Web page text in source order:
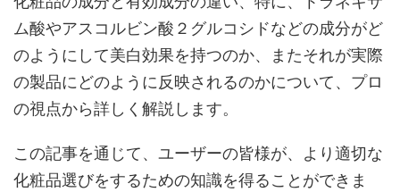
ム酸やアスコルビン酸２グルコシドなどの成分がど
のようにして美白効果を持つのか、またそれが実際
の製品にどのように反映されるのかについて、プロ
の視点から詳しく解説します。
この記事を通じて、ユーザーの皆様が、より適切な
化粧品選びをするための知識を得ることができま